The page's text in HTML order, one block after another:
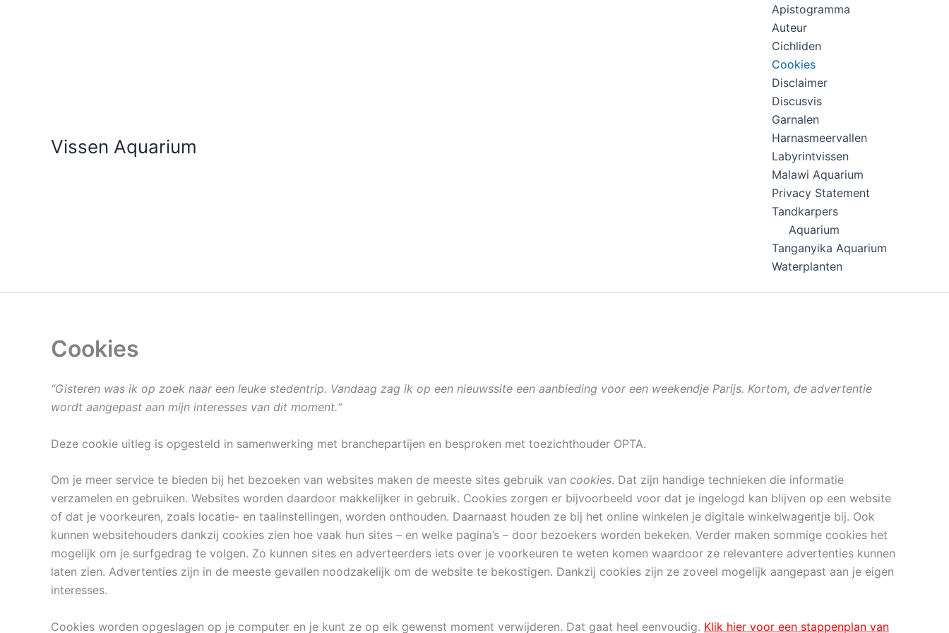
Vissen Aquarium
Apistogramma
Auteur
Cichliden
Cookies
Disclaimer
Discusvis
Garnalen
Harnasmeervallen
Labyrintvissen
Malawi Aquarium
Privacy Statement
Tandkarpers
Aquarium
Tanganyika Aquarium
Waterplanten
Cookies
“Gisteren was ik op zoek naar een leuke stedentrip. Vandaag zag ik op een nieuwssite een aanbieding voor een weekendje Parijs. Kortom, de advertentie
wordt aangepast aan mijn interesses van dit moment.“
Deze cookie uitleg is opgesteld in samenwerking met branchepartijen en besproken met toezichthouder OPTA.
Om je meer service te bieden bij het bezoeken van websites maken de meeste sites gebruik van cookies. Dat zijn handige technieken die informatie
verzamelen en gebruiken. Websites worden daardoor makkelijker in gebruik. Cookies zorgen er bijvoorbeeld voor dat je ingelogd kan blijven op een website
of dat je voorkeuren, zoals locatie- en taalinstellingen, worden onthouden. Daarnaast houden ze bij het online winkelen je digitale winkelwagentje bij. Ook
kunnen websitehouders dankzij cookies zien hoe vaak hun sites – en welke pagina’s – door bezoekers worden bekeken. Verder maken sommige cookies het
mogelijk om je surfgedrag te volgen. Zo kunnen sites en adverteerders iets over je voorkeuren te weten komen waardoor ze relevantere advertenties kunnen
laten zien. Advertenties zijn in de meeste gevallen noodzakelijk om de website te bekostigen. Dankzij cookies zijn ze zoveel mogelijk aangepast aan je eigen
interesses.
Cookies worden opgeslagen op je computer en je kunt ze op elk gewenst moment verwijderen. Dat gaat heel eenvoudig. Klik hier voor een stappenplan van